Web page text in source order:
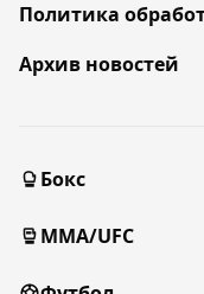
Политика
Архив новостей
Бокс
MMA/UFC